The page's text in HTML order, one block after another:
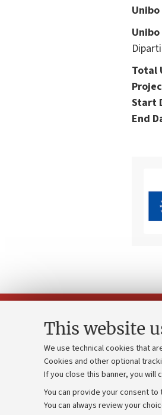
This website
We use technical cookies that
Cookies and other optional
If you close this banner, you will
You can provide your consent
You can always review your
Total
Start
End
Contacts and certified e-mail
Administrative divisions
Work with us